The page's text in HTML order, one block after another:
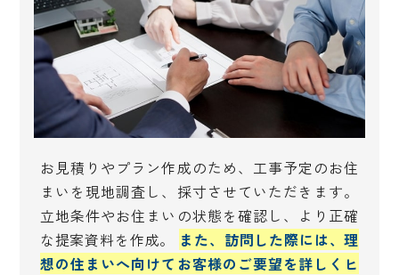
お見積りやプラン作成のため、工事予定のお住
まいを現地調査し、採寸させていただきます。
立地条件やお住まいの状態を確認し、より正確
な提案資料を作成。
また、訪問した際には、理
想の住まいへ向けてお客様のご要望を詳しくヒ